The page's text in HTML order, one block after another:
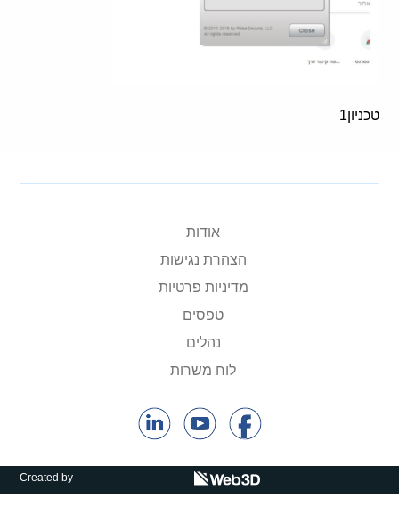
המחלקה המשפטית
מחלקת תפעול
טכניון1
אודות
הצהרת נגישות
מדיניות פרטיות
טפסים
נהלים
לוח משרות
Created by